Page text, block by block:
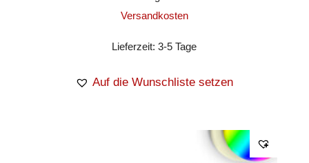
Versandkosten
Lieferzeit:3-5 Tage
Auf die Wunschliste setzen